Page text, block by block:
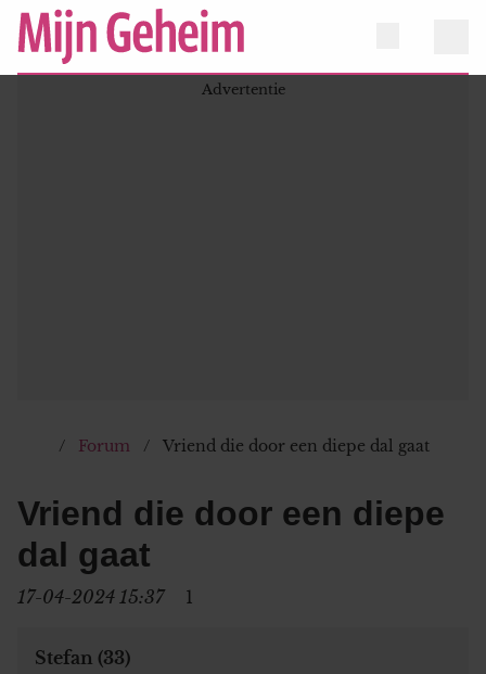
Forum Vriend die door een diepe dal gaat
Vriend die door een diepe
dal gaat
17-04-2024 15:37 1
Stefan (33)